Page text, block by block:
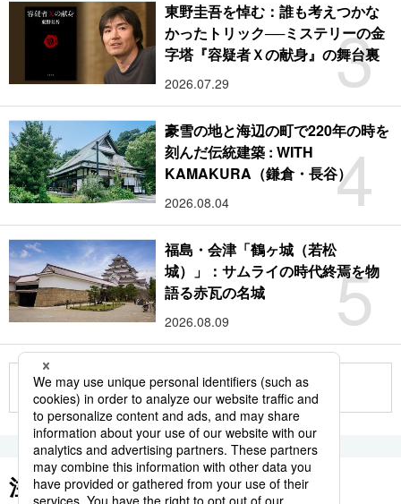
3
東野圭吾を悼む：誰も考えつかな
かったトリック──ミステリーの金
字塔『容疑者Ｘの献身』の舞台裏
2026.07.29
4
豪雪の地と海辺の町で220年の時を
刻んだ伝統建築 : WITH
KAMAKURA（鎌倉・長谷）
2026.08.04
5
福島・会津「鶴ヶ城（若松
城）」：サムライの時代終焉を物
語る赤瓦の名城
2026.08.09
もっと見る
注目のキーワード